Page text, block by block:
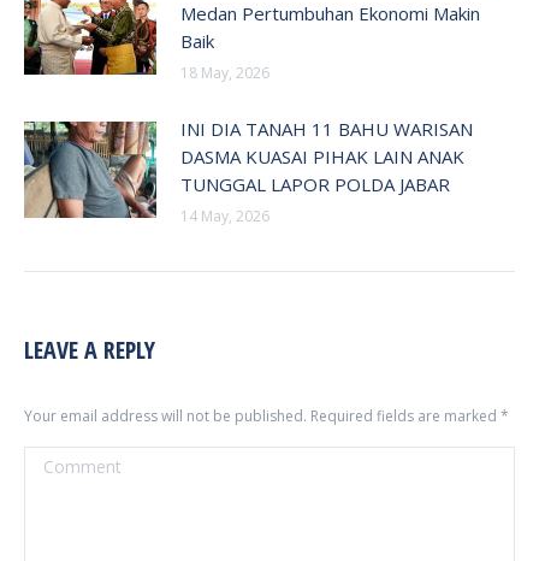
Medan Pertumbuhan Ekonomi Makin
Baik
18 May, 2026
INI DIA TANAH 11 BAHU WARISAN
DASMA KUASAI PIHAK LAIN ANAK
TUNGGAL LAPOR POLDA JABAR
14 May, 2026
LEAVE A REPLY
Your email address will not be published. Required fields are marked *
Comment